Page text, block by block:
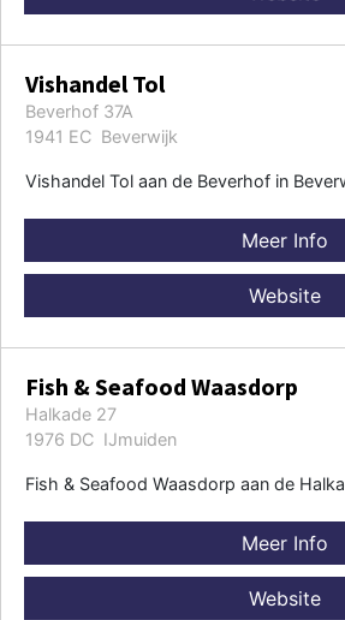
Vishandel Tol
Beverhof 37A
1941 EC Beverwijk
Vishandel Tol aan de Beverhof in
Meer Info
Website
Fish & Seafood Waasdorp
Halkade 27
1976 DC IJmuiden
Fish & Seafood Waasdorp aan de
Meer Info
Website